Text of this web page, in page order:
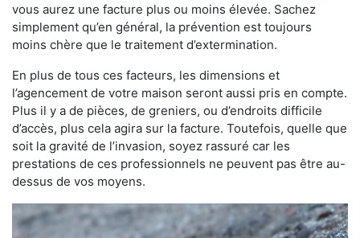
vous aurez une facture plus ou moins élevée. Sachez
simplement qu’en général, la prévention est toujours
moins chère que le traitement d’extermination.
En plus de tous ces facteurs, les dimensions et
l’agencement de votre maison seront aussi pris en compte.
Plus il y a de pièces, de greniers, ou d’endroits difficile
d’accès, plus cela agira sur la facture. Toutefois, quelle que
soit la gravité de l’invasion, soyez rassuré car les
prestations de ces professionnels ne peuvent pas être au-
dessus de vos moyens.